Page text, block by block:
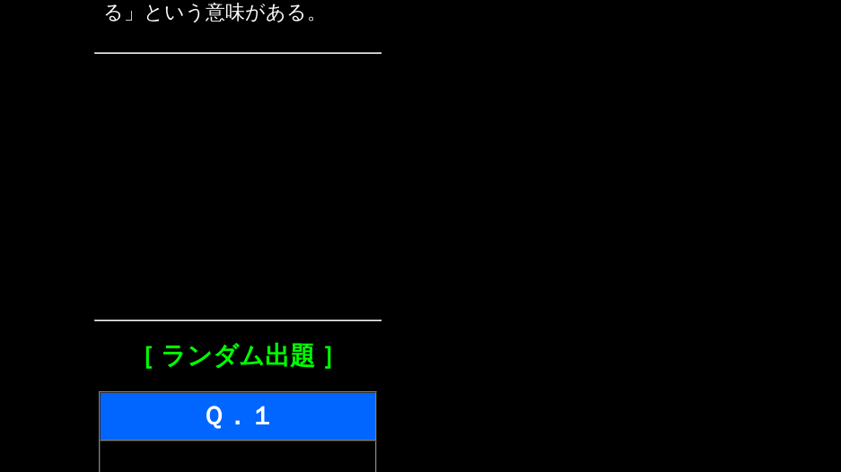
る」という意味がある。
［ ランダム出題 ］
Ｑ．１